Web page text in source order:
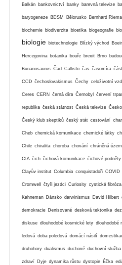
Balkán bankovnictví banky barevná televize
baryogeneze BDSM Bělorusko Bernhard
biochemie biodiverzita bioetika biogeografie
biologie biotechnologie Blízký východ
Hercegovina botanika bouře brexit Brno
Burianosaurus Čad Callisto čas časomíra
CCD čechoslovakismus Čechy celoživotní
Ceres CERN černá díra Černobyl červení
republika česká státnost Česká televize
Český klub skeptiků český stát cestování
Cheb chemická komunikace chemické látky
Chile chiralita choroba chování chráněná
CIA čich čichová komunikace čichové podněty
Clayův institut Columbia conquistadoři COVID
Cromwell čtyři jezdci Curiosity cystická fibróza
Kahneman Dánsko darwinismus David Hilbert
demokracie Denisované desková tektonika
diskuse dlouhodobé kosmické lety dlouhodobé
ledová doba poledová domácí násilí
druhohory dualismus duchové duchovní služba
zdraví Dyje dynamika růstu dystopie Éčka